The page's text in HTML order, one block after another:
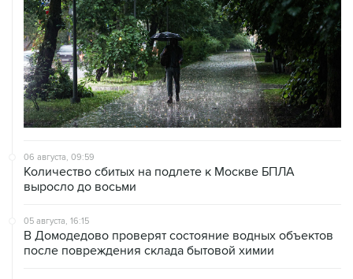
06 августа, 09:59
Количество сбитых на подлете к Москве БПЛА
выросло до восьми
05 августа, 16:15
В Домодедово проверят состояние водных объектов
после повреждения склада бытовой химии